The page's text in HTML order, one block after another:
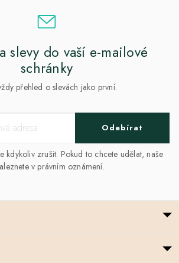
slevy do vaší e-mailové
schránky
přehled o slevách jako první.
Odebírat
kdykoliv zrušit. Pokud to chcete udělat, naše
v právním oznámení.